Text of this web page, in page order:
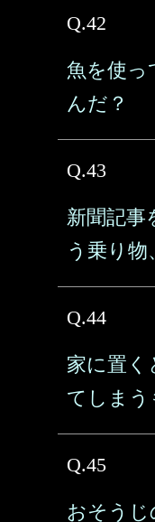
Q.42
魚を使っ
んだ？
Q.43
新聞記事
う乗り物
Q.44
家に置く
てしまう
Q.45
おそう